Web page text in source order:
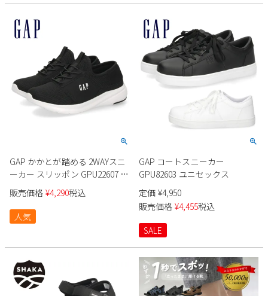
GAP かかとが踏める 2WAYスニ
ーカー スリッポン GPU22607 ユ
ニセックス
販売価格 ¥4,290税込
人気
GAP コートスニーカー
GPU82603 ユニセックス
定価 ¥4,950
販売価格 ¥4,455税込
SALE